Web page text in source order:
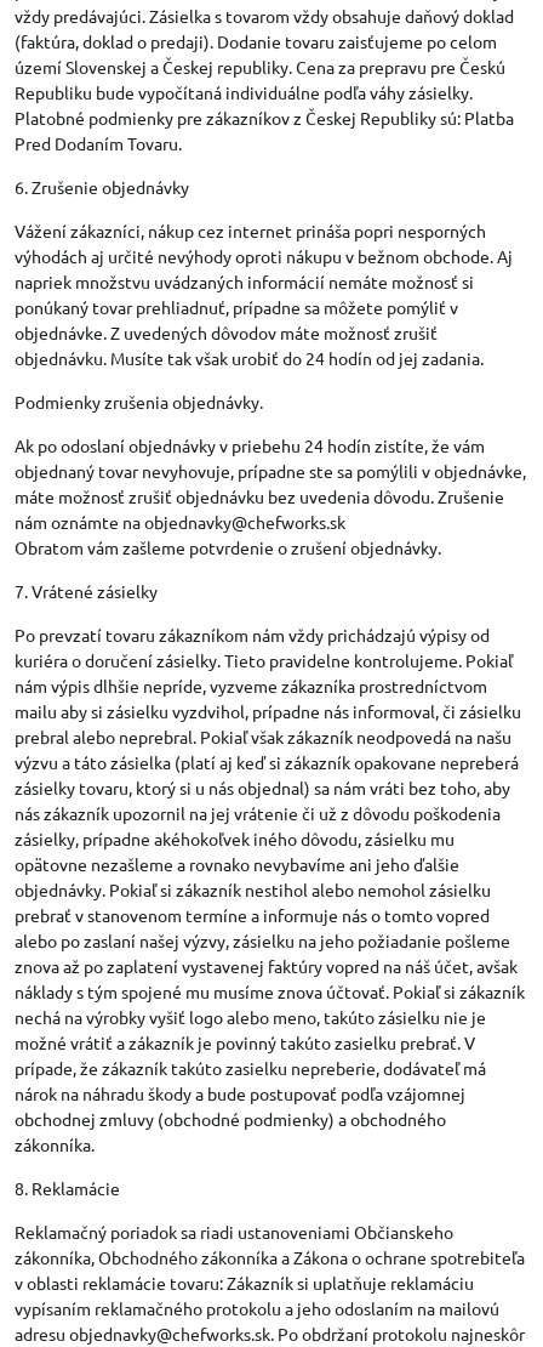
vždy predávajúci. Zásielka s tovarom vždy obsahuje daňový doklad
(faktúra, doklad o predaji). Dodanie tovaru zaisťujeme po celom
území Slovenskej a Českej republiky. Cena za prepravu pre Českú
Republiku bude vypočítaná individuálne podľa váhy zásielky.
Platobné podmienky pre zákazníkov z Českej Republiky sú: Platba
Pred Dodaním Tovaru.
6. Zrušenie objednávky
Vážení zákazníci, nákup cez internet prináša popri nesporných
výhodách aj určité nevýhody oproti nákupu v bežnom obchode. Aj
napriek množstvu uvádzaných informácií nemáte možnosť si
ponúkaný tovar prehliadnuť, prípadne sa môžete pomýliť v
objednávke. Z uvedených dôvodov máte možnosť zrušiť
objednávku. Musíte tak však urobiť do 24 hodín od jej zadania.
Podmienky zrušenia objednávky.
Ak po odoslaní objednávky v priebehu 24 hodín zistíte, že vám
objednaný tovar nevyhovuje, prípadne ste sa pomýlili v objednávke,
máte možnosť zrušiť objednávku bez uvedenia dôvodu. Zrušenie
nám oznámte na objednavky@chefworks.sk
Obratom vám zašleme potvrdenie o zrušení objednávky.
7. Vrátené zásielky
Po prevzatí tovaru zákazníkom nám vždy prichádzajú výpisy od
kuriéra o doručení zásielky. Tieto pravidelne kontrolujeme. Pokiaľ
nám výpis dlhšie nepríde, vyzveme zákazníka prostredníctvom
mailu aby si zásielku vyzdvihol, prípadne nás informoval, či zásielku
prebral alebo neprebral. Pokiaľ však zákazník neodpovedá na našu
výzvu a táto zásielka (platí aj keď si zákazník opakovane nepreberá
zásielky tovaru, ktorý si u nás objednal) sa nám vráti bez toho, aby
nás zákazník upozornil na jej vrátenie či už z dôvodu poškodenia
zásielky, prípadne akéhokoľvek iného dôvodu, zásielku mu
opätovne nezašleme a rovnako nevybavíme ani jeho ďalšie
objednávky. Pokiaľ si zákazník nestihol alebo nemohol zásielku
prebrať v stanovenom termíne a informuje nás o tomto vopred
alebo po zaslaní našej výzvy, zásielku na jeho požiadanie pošleme
znova až po zaplatení vystavenej faktúry vopred na náš účet, avšak
náklady s tým spojené mu musíme znova účtovať. Pokiaľ si zákazník
nechá na výrobky vyšiť logo alebo meno, takúto zásielku nie je
možné vrátiť a zákazník je povinný takúto zasielku prebrať. V
prípade, že zákazník takúto zasielku nepreberie, dodávateľ má
nárok na náhradu škody a bude postupovať podľa vzájomnej
obchodnej zmluvy (obchodné podmienky) a obchodného
zákonníka.
8. Reklamácie
Reklamačný poriadok sa riadi ustanoveniami Občianskeho
zákonníka, Obchodného zákonníka a Zákona o ochrane spotrebiteľa
v oblasti reklamácie tovaru: Zákazník si uplatňuje reklamáciu
vypísaním reklamačného protokolu a jeho odoslaním na mailovú
adresu objednavky@chefworks.sk. Po obdržaní protokolu najneskôr